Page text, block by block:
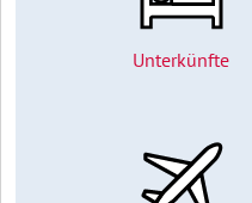
Unterkünfte